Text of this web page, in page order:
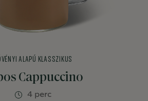
Cappuccino
ALAPÚ KLASSZIKUS
4 perc